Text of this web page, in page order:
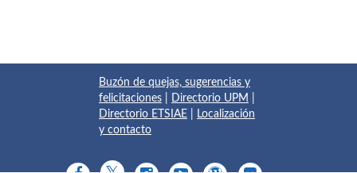
Buzón de quejas, sugerencias y
felicitaciones
Directorio UPM
Directorio ETSIAE
Localización
y contacto